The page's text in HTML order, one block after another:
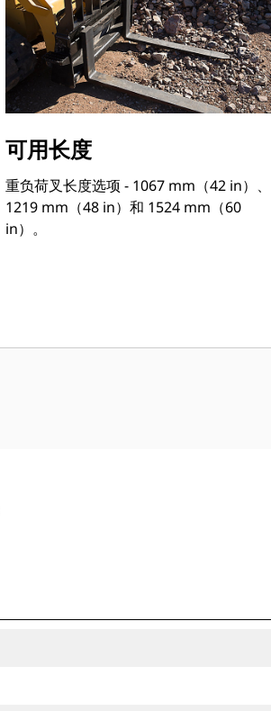
可用长度
重负荷叉长度选项 - 1067 mm（42 in）、
1219 mm（48 in）和 1524 mm（60
in）。